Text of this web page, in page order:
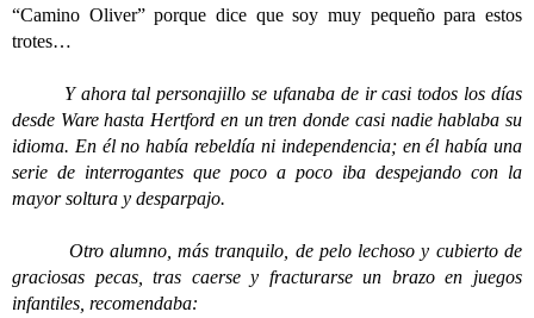
“Camino Oliver” porque dice que soy muy pequeño para estos
trotes…
Y ahora tal personajillo se ufanaba de ir casi todos los días
desde Ware hasta Hertford en un tren donde casi nadie hablaba su
idioma. En él no había rebeldía ni independencia; en él había una
serie de interrogantes que poco a poco iba despejando con la
mayor soltura y desparpajo.
Otro alumno, más tranquilo, de pelo lechoso y cubierto de
graciosas pecas, tras caerse y fracturarse un brazo en juegos
infantiles, recomendaba: